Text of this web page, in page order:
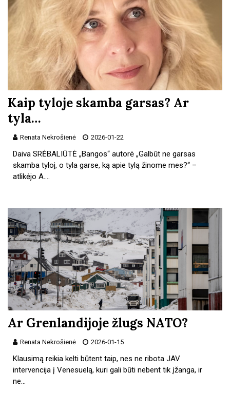
Kaip tyloje skamba garsas? Ar
tyla…
Renata Nekrošienė 2026-01-22
Daiva SRĖBALIŪTĖ „Bangos“ autorė „Galbūt ne garsas
skamba tyloj, o tyla garse, ką apie tylą žinome mes?“ –
atlikėjo A.…
Ar Grenlandijoje žlugs NATO?
Renata Nekrošienė 2026-01-15
Klausimą reikia kelti būtent taip, nes ne ribota JAV
intervencija į Venesuelą, kuri gali būti nebent tik įžanga, ir
ne…